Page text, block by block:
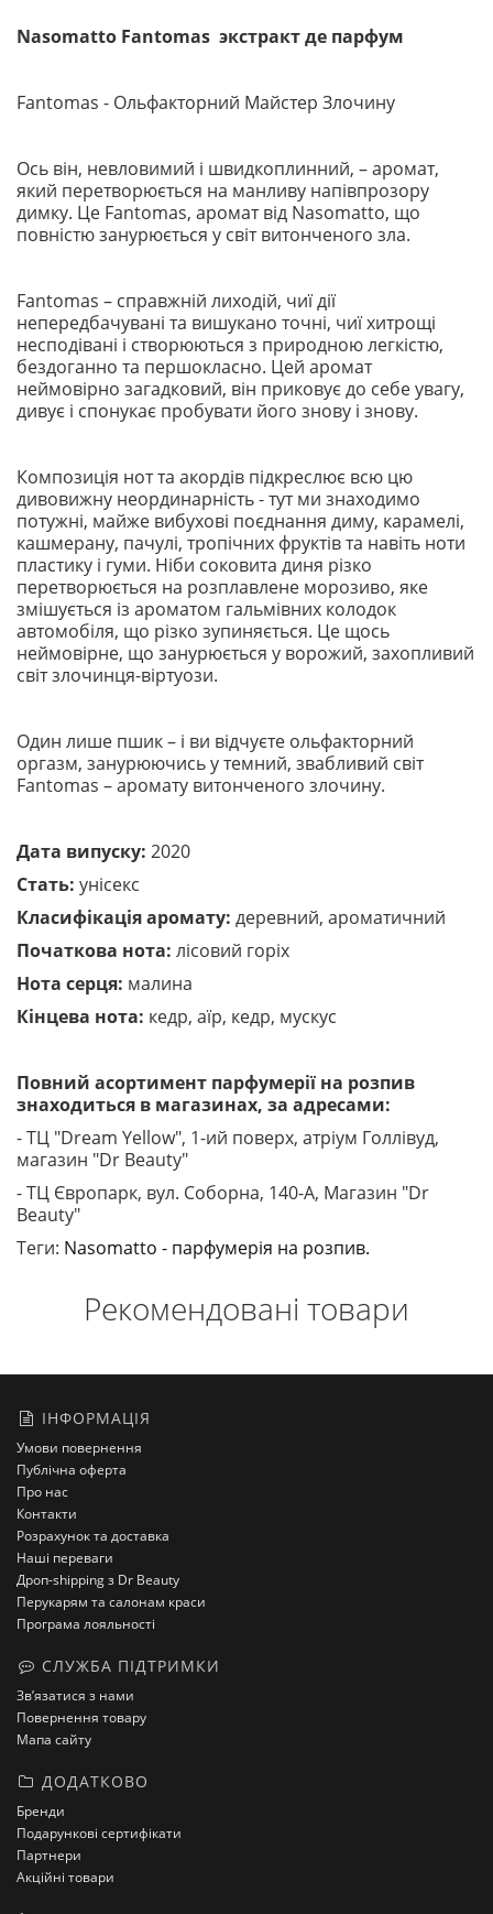
Nasomatto Fantomas экстракт де парфум
Fantomas - Ольфакторний Майстер Злочину
Ось він, невловимий і швидкоплинний, – аромат,
який перетворюється на манливу напівпрозору
димку. Це Fantomas, аромат від Nasomatto, що
повністю занурюється у світ витонченого зла.
Fantomas – справжній лиходій, чиї дії
непередбачувані та вишукано точні, чиї хитрощі
несподівані і створюються з природною легкістю,
бездоганно та першокласно. Цей аромат
неймовірно загадковий, він приковує до себе увагу,
дивує і спонукає пробувати його знову і знову.
Композиція нот та акордів підкреслює всю цю
дивовижну неординарність - тут ми знаходимо
потужні, майже вибухові поєднання диму, карамелі,
кашмерану, пачулі, тропічних фруктів та навіть ноти
пластику і гуми. Ніби соковита диня різко
перетворюється на розплавлене морозиво, яке
змішується із ароматом гальмівних колодок
автомобіля, що різко зупиняється. Це щось
неймовірне, що занурюється у ворожий, захопливий
світ злочинця-віртуози.
Один лише пшик – і ви відчуєте ольфакторний
оргазм, занурюючись у темний, звабливий світ
Fantomas – аромату витонченого злочину.
Дата випуску: 2020
Стать: унісекс
Класифікація аромату: деревний, ароматичний
Початкова нота: лісовий горіх
Нота серця: малина
Кінцева нота: кедр, аїр, кедр, мускус
Повний асортимент парфумерії на розпив
знаходиться в магазинах, за адресами:
- ТЦ "Dream Yellow", 1-ий поверх, атріум Голлівуд,
магазин "Dr Beauty"
- ТЦ Європарк, вул. Соборна, 140-A, Магазин "Dr
Beauty"
Теги: Nasomatto - парфумерія на розпив.
Рекомендовані товари
ІНФОРМАЦІЯ
Умови повернення
Публічна оферта
Про нас
Контакти
Розрахунок та доставка
Наші переваги
Дроп-shipping з Dr Beauty
Перукарям та салонам краси
Програма лояльності
СЛУЖБА ПІДТРИМКИ
Зв’язатися з нами
Повернення товару
Мапа сайту
ДОДАТКОВО
Бренди
Подарункові сертифікати
Партнери
Акційні товари